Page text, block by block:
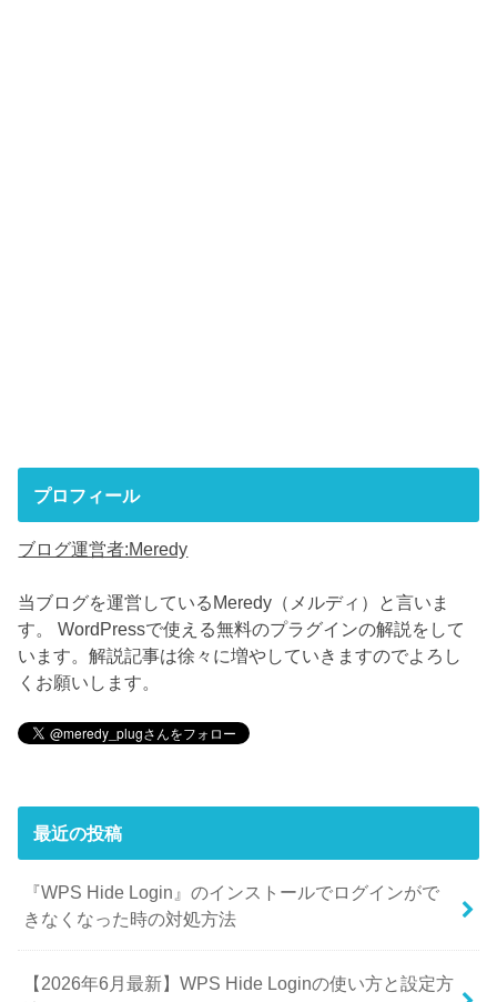
プロフィール
ブログ運営者:Meredy
当ブログを運営しているMeredy（メルディ）と言いま
す。 WordPressで使える無料のプラグインの解説をして
います。解説記事は徐々に増やしていきますのでよろし
くお願いします。
最近の投稿
『WPS Hide Login』のインストールでログインがで
きなくなった時の対処方法
【2026年6月最新】WPS Hide Loginの使い方と設定方